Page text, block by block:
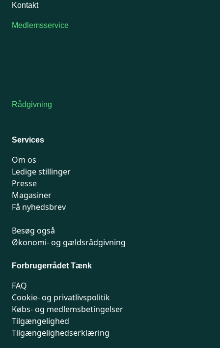
Kontakt
Medlemsservice
Rådgivning
Services
Om os
Ledige stillinger
Presse
Magasiner
Få nyhedsbrev
Besøg også
Økonomi- og gældsrådgivning
Forbrugerrådet Tænk
FAQ
Cookie- og privatlivspolitik
Købs- og medlemsbetingelser
Tilgængelighed
Tilgængelighedserklæring